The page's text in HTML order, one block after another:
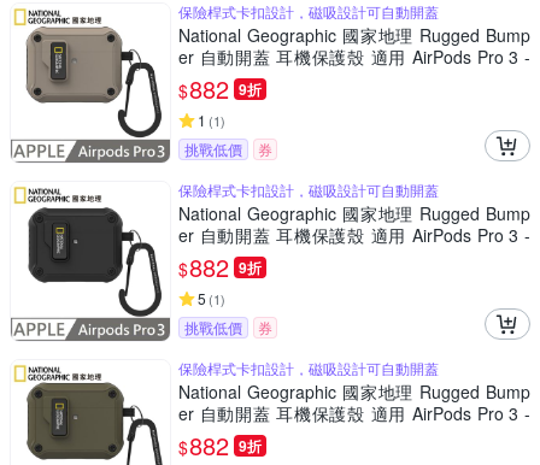
保險桿式卡扣設計，磁吸設計可自動開蓋
National Geographic 國家地理 Rugged Bump
er 自動開蓋 耳機保護殼 適用 AirPods Pro 3 -
灰褐色
$882 9折
1 (1)
挑戰低價
券
保險桿式卡扣設計，磁吸設計可自動開蓋
National Geographic 國家地理 Rugged Bump
er 自動開蓋 耳機保護殼 適用 AirPods Pro 3 -
黑色
$882 9折
5 (1)
挑戰低價
券
保險桿式卡扣設計，磁吸設計可自動開蓋
National Geographic 國家地理 Rugged Bump
er 自動開蓋 耳機保護殼 適用 AirPods Pro 3 -
卡其色
$882 9折